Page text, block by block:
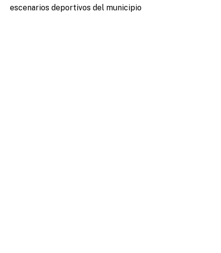
escenarios deportivos del municipio